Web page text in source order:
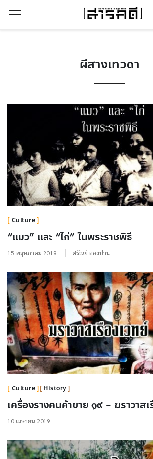
ผีสางเทวดา
Culture
“แมว” และ “ไก่” ในพระราชพิธี
15 พฤษภาคม 2019 ศรัณย์ ทองปาน
Culture History
เครื่องรางคนค้าขาย ๑๙ – ฆราวาสเ
10 เมษายน 2019